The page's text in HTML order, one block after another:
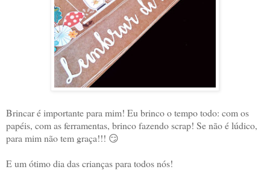
Brincar é importante para mim! Eu brinco o tempo todo: com os
papéis, com as ferramentas, brinco fazendo scrap! Se não é lúdico,
para mim não tem graça!!! 😏
E um ótimo dia das crianças para todos nós!